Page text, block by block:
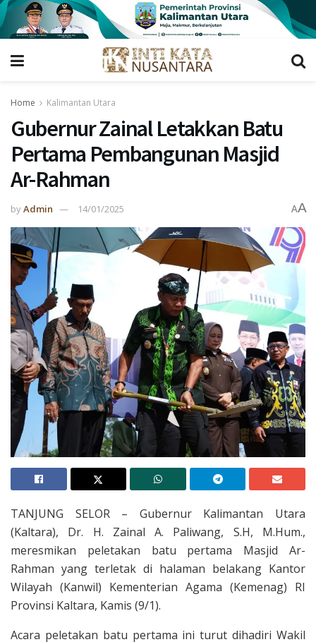
Home Kalimantan Utara
Gubernur Zainal Letakkan Batu
Pertama Pembangunan Masjid
Ar-Rahman
byAdmin 14/01/2025 AA
TANJUNG SELOR – Gubernur Kalimantan Utara
(Kaltara), Dr. H. Zainal A. Paliwang, S.H, M.Hum.,
meresmikan peletakan batu pertama Masjid Ar-
Rahman yang terletak di halaman belakang Kantor
Wilayah (Kanwil) Kementerian Agama (Kemenag) RI
Provinsi Kaltara, Kamis (9/1).
Acara peletakan batu pertama ini turut dihadiri Wakil